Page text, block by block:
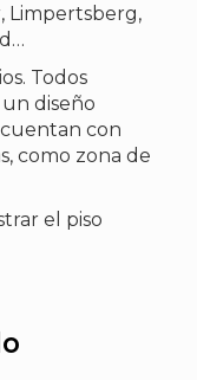
Limpertsberg,
Todos
diseño
con
como zona de
el piso